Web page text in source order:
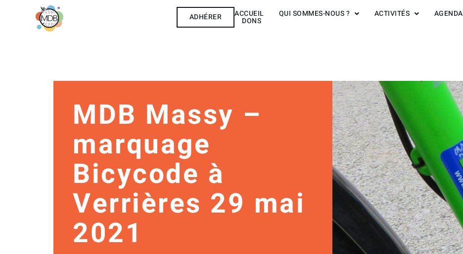
ADHÉRER ACCUEIL QUI SOMMES-NOUS ? ACTIVITÉS AGENDA
DONS
MDB Massy –
marquage
Bicycode à
Verrières 29 mai
2021